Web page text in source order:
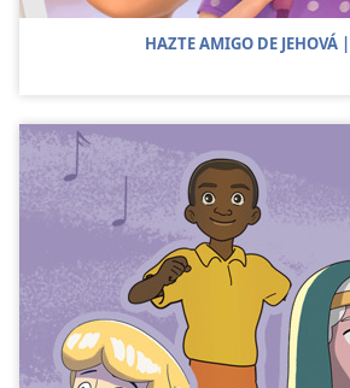
HAZTE AMIGO DE JEHOVÁ